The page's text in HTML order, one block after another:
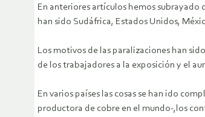
En anteriores artículos hemos subrayado
han sido Sudáfrica, Estados Unidos,
Los motivos de las paralizaciones han
de los trabajadores a la exposición y el
En varios países las cosas se han ido
productora de cobre en el mundo-,los